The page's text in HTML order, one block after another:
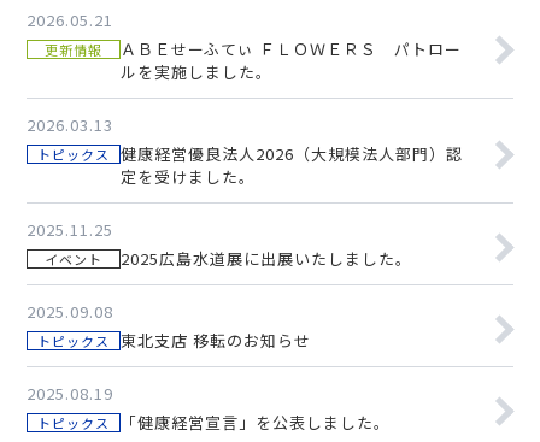
2026.05.21
更新情報
ＡＢＥせーふてぃ ＦＬＯＷＥＲＳ パトロー
ルを実施しました。
2026.03.13
トピックス
健康経営優良法人2026（大規模法人部門）認
定を受けました。
2025.11.25
イベント 2025広島水道展に出展いたしました。
2025.09.08
トピックス 東北支店 移転のお知らせ
2025.08.19
トピックス 「健康経営宣言」を公表しました。